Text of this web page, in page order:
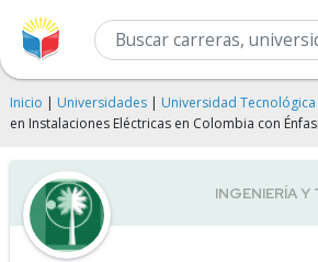
Inicio | Universidades | Universidad
en Instalaciones Eléctricas en Colombia con